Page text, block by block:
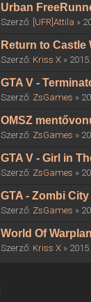
Urban
Szerző: [UFR]Attila »
Return to
Szerző: Kriss X »
GTA V -
Szerző: ZsGames »
OMSZ
Szerző: ZsGames »
GTA V - Girl in
Szerző: ZsGames »
GTA - Zombi City
Szerző: ZsGames »
World Of
Szerző: Kriss X »